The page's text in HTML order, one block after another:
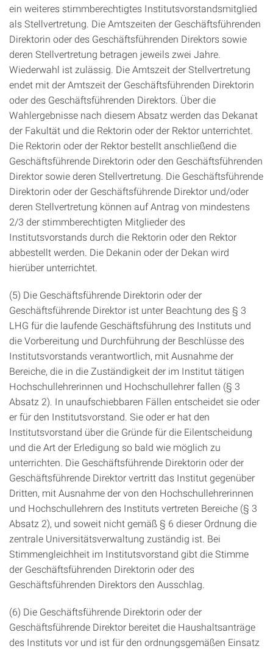
ein weiteres stimmberechtigtes Institutsvorstandsmitglied
als Stellvertretung. Die Amtszeiten der Geschäftsführenden
Direktorin oder des Geschäftsführenden Direktors sowie
deren Stellvertretung betragen jeweils zwei Jahre.
Wiederwahl ist zulässig. Die Amtszeit der Stellvertretung
endet mit der Amtszeit der Geschäftsführenden Direktorin
oder des Geschäftsführenden Direktors. Über die
Wahlergebnisse nach diesem Absatz werden das Dekanat
der Fakultät und die Rektorin oder der Rektor unterrichtet.
Die Rektorin oder der Rektor bestellt anschließend die
Geschäftsführende Direktorin oder den Geschäftsführenden
Direktor sowie deren Stellvertretung. Die Geschäftsführende
Direktorin oder der Geschäftsführende Direktor und/oder
deren Stellvertretung können auf Antrag von mindestens
2/3 der stimmberechtigten Mitglieder des
Institutsvorstands durch die Rektorin oder den Rektor
abbestellt werden. Die Dekanin oder der Dekan wird
hierüber unterrichtet.
(5) Die Geschäftsführende Direktorin oder der
Geschäftsführende Direktor ist unter Beachtung des § 3
LHG für die laufende Geschäftsführung des Instituts und
die Vorbereitung und Durchführung der Beschlüsse des
Institutsvorstands verantwortlich, mit Ausnahme der
Bereiche, die in die Zuständigkeit der im Institut tätigen
Hochschullehrerinnen und Hochschullehrer fallen (§ 3
Absatz 2). In unaufschiebbaren Fällen entscheidet sie oder
er für den Institutsvorstand. Sie oder er hat den
Institutsvorstand über die Gründe für die Eilentscheidung
und die Art der Erledigung so bald wie möglich zu
unterrichten. Die Geschäftsführende Direktorin oder der
Geschäftsführende Direktor vertritt das Institut gegenüber
Dritten, mit Ausnahme der von den Hochschullehrerinnen
und Hochschullehrern des Instituts vertreten Bereiche (§ 3
Absatz 2), und soweit nicht gemäß § 6 dieser Ordnung die
zentrale Universitätsverwaltung zuständig ist. Bei
Stimmengleichheit im Institutsvorstand gibt die Stimme
der Geschäftsführenden Direktorin oder des
Geschäftsführenden Direktors den Ausschlag.
(6) Die Geschäftsführende Direktorin oder der
Geschäftsführende Direktor bereitet die Haushaltsanträge
des Instituts vor und ist für den ordnungsgemäßen Einsatz